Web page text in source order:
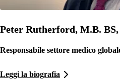
Peter Rutherford, M.B. BS,
Responsabile settore medico
Leggi la biografia